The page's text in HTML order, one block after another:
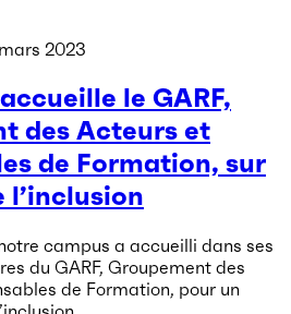
2023
le GARF,
des Acteurs et
de Formation, sur
l’inclusion
campus a accueilli dans ses
du GARF, Groupement des
de Formation, pour un